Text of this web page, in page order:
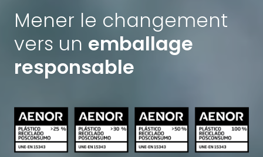
Mener le changement
vers un emballage
responsable